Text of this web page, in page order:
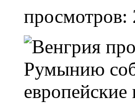
просмотров: